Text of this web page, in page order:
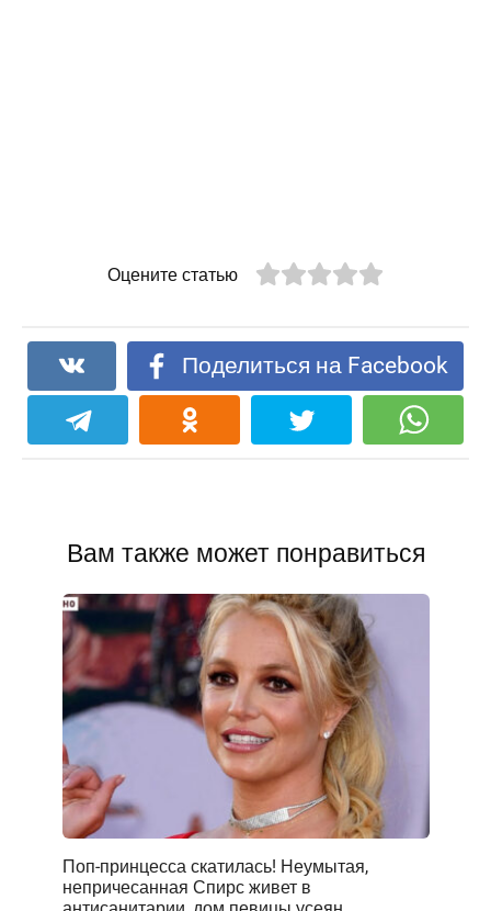
Оцените статью
Поделиться на Facebook
Вам также может понравиться
Поп-принцесса скатилась! Неумытая,
непричесанная Спирс живет в